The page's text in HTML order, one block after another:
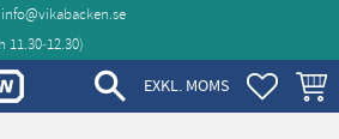
info@vikabacken.se
EXKL. MOMS